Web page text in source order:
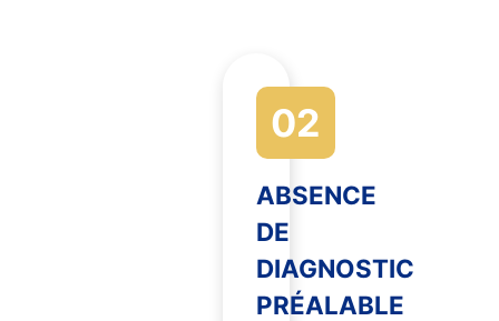
02
ABSENCE
DE
DIAGNOSTIC
PRÉALABLE